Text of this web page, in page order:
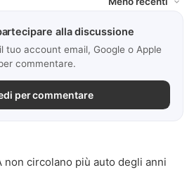
alla discussione
tuo account email, Google o Apple
commentare.
per commentare
non circolano più auto degli anni